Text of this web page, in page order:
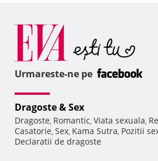
Urmareste-ne pe
Dragoste & Sex
Dragoste, Romantic, Viata sexuala,
Casatorie, Sex, Kama Sutra, Pozitii
Declaratii de dragoste